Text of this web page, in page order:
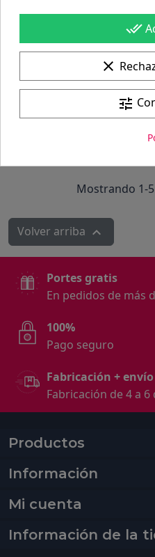
Llavero madera y
6,66 €
Mostrando 1-
Volver arriba 
Portes gratis
En pedidos de más
100%
Pago seguro
Fabricación + envío
Fabricación de 4 a 6
Productos
Información
Mi cuenta
Información de la
done_all
clear
tune